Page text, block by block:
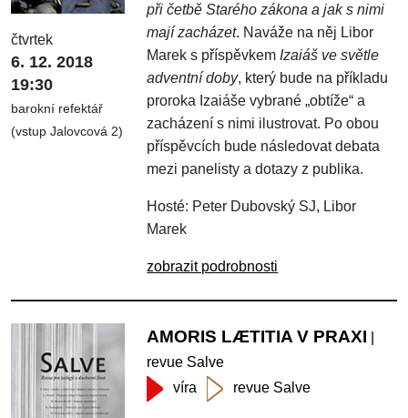
čtvrtek
6. 12. 2018
19:30
barokní refektář
(vstup Jalovcová 2)
při četbě Starého zákona a jak s nimi
mají zacházet. Naváže na něj Libor
Marek s příspěvkem Izaiáš ve světle
adventní doby, který bude na příkladu
proroka Izaiáše vybrané „obtíže“ a
zacházení s nimi ilustrovat. Po obou
příspěvcích bude následovat debata
mezi panelisty a dotazy z publika.
Hosté: Peter Dubovský SJ, Libor
Marek
zobrazit podrobnosti
AMORIS LÆTITIA V PRAXI
revue Salve
víra
revue Salve